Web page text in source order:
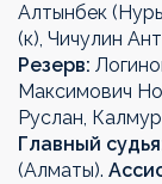
Алтынбек
(к), Чичулин
Резерв:
Максимович
Руслан,
Главный
(Алматы).